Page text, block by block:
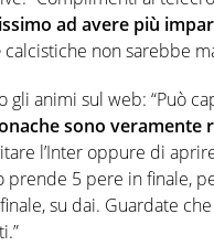
ad avere più
calcistiche non sarebbe
gli animi sul web: “Può
sono veramente
l’Inter oppure di
prende 5 pere in finale,
su dai. Guardate